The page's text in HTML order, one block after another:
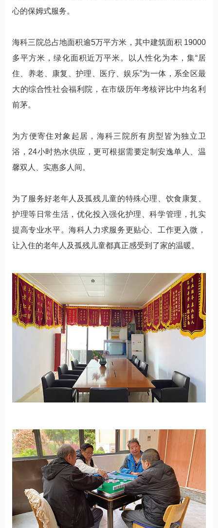
心的保姆式服务。
海科三院总占地面积逾5万平方米，其中建筑面积 19000
多平方米，绿化面积近万平米。以人性化为本，集“居
住、养老、康复、护理、医疗、娱乐”为一体，系全区最
大的综合性社会福利院，在市级历年考核评比中均名利
前茅。
为方便寄住对象起居，海科三院所有房型皆为独立卫
浴，24小时热水供应，更可根据需要定制安逸单人、温
馨双人、实惠多人间。
为了服务好老年人及孤残儿童的特殊心理、饮食康复、
护理等日常生活，优化投入强化护理、科学管理，扎实
提高专业水平。海科人力求服务更贴心、工作更入微，
让入住的老年人及孤残儿童都真正感受到了家的温暖。